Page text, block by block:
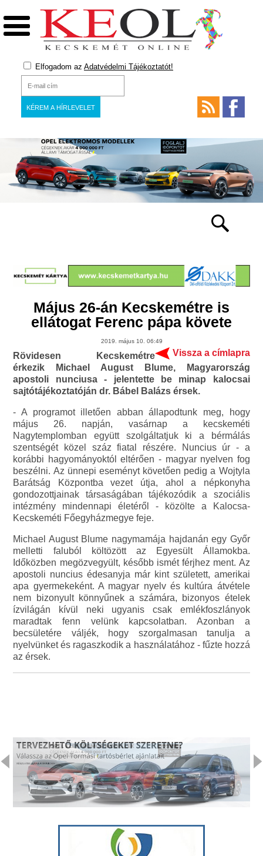
Elfogadom az Adatvédelmi Tájékoztatót!
Május 26-án Kecskemétre is
ellátogat Ferenc pápa követe
2019. május 10. 06:49
Vissza a címlapra
Rövidesen Kecskemétre
érkezik Michael August Blume, Magyarország
apostoli nunciusa - jelentette be minap kalocsai
sajtótájékoztatóján dr. Bábel Balázs érsek.
- A programot illetően abban állapodtunk meg, hogy
május 26. napján, vasárnap a kecskeméti
Nagytemplomban együtt szolgáltatjuk ki a bérmálás
szentségét közel száz fiatal részére. Nuncius úr - a
korábbi hagyományoktól eltérően - magyar nyelven fog
beszélni. Az ünnepi eseményt követően pedig a Wojtyla
Barátság Központba vezet útja, ahol a népkonyha
gondozottjainak társaságában tájékozódik a szociális
intézmény mindennapi életéről - közölte a Kalocsa-
Kecskeméti Főegyházmegye feje.
Michael August Blume nagymamája hajdanán egy Győr
melletti faluból költözött az Egyesült Államokba.
Időközben megözvegyült, később ismét férjhez ment. Az
apostoli nuncius édesanyja már kint született, amerikai
apa gyermekeként. A magyar nyelv és kultúra átvétele
nem bizonyult könnyűnek a számára, bizonyos ételek
ízvilágán kívül neki ugyanis csak emlékfoszlányok
maradtak fenn velünk kapcsolatban. Azonban a
becsületére váljék, hogy szorgalmasan tanulja a
nyelvünket és ragaszkodik a használatához - fűzte hozzá
az érsek.